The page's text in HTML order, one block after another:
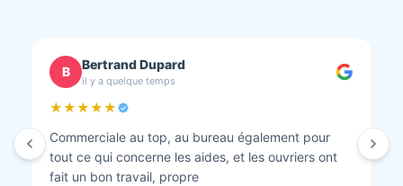
C chantal BOURBONNAIS
il y a quelque temps
★★★★★
Isolation combles et rénovation façade réalisés.
Travaux bien faits. Personnel au top minutieux et
tout est nickel quand ils ont finis. Vous pouvez y